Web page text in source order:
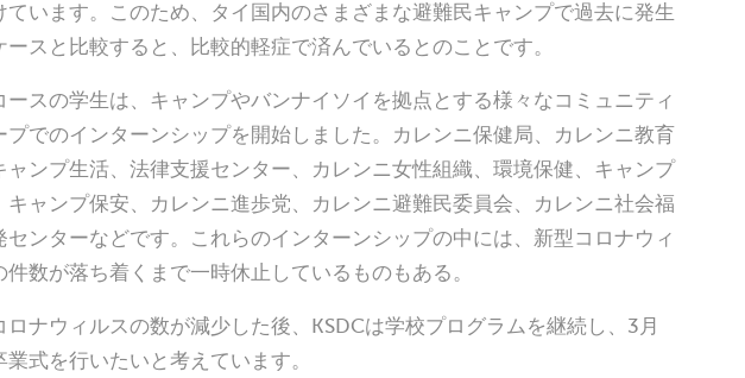
ています。このため、タイ国内のさまざまな避難民キャンプで過去に発生
ースと比較すると、比較的軽症で済んでいるとのことです。
ースの学生は、キャンプやバンナイソイを拠点とする様々なコミュニティ
プでのインターンシップを開始しました。カレンニ保健局、カレンニ教育
ャンプ生活、法律支援センター、カレンニ女性組織、環境保健、キャンプ
キャンプ保安、カレンニ進歩党、カレンニ避難民委員会、カレンニ社会福
センターなどです。これらのインターンシップの中には、新型コロナウィ
件数が落ち着くまで一時休止しているものもある。
ロナウィルスの数が減少した後、KSDCは学校プログラムを継続し、3月
業式を行いたいと考えています。